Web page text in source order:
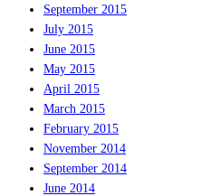
September 2015
July 2015
June 2015
May 2015
April 2015
March 2015
February 2015
November 2014
September 2014
June 2014